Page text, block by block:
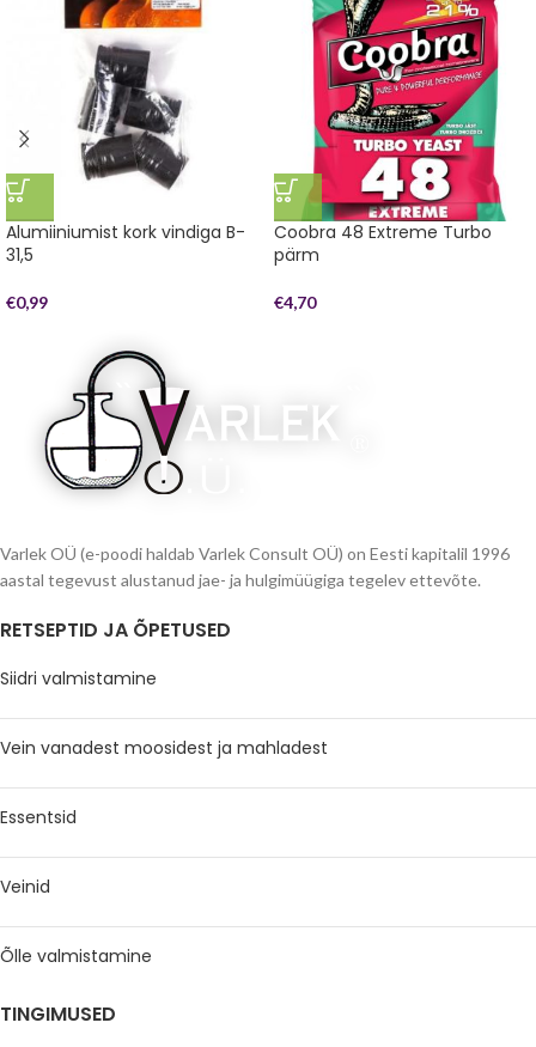
Alumiiniumist kork vindiga B-
31,5
€0,99
Coobra 48 Extreme Turbo
pärm
€4,70
Varlek OÜ (e-poodi haldab Varlek Consult OÜ) on Eesti kapitalil 1996
aastal tegevust alustanud jae- ja hulgimüügiga tegelev ettevõte.
RETSEPTID JA ÕPETUSED
Siidri valmistamine
Vein vanadest moosidest ja mahladest
Essentsid
Veinid
Õlle valmistamine
TINGIMUSED